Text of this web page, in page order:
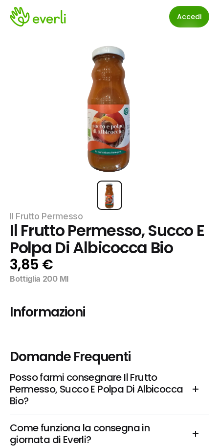
Accedi
Il Frutto Permesso
Il Frutto Permesso, Succo E
Polpa Di Albicocca Bio
3,85 €
Bottiglia 200 Ml
Informazioni
Domande Frequenti
Posso farmi consegnare Il Frutto
Permesso, Succo E Polpa Di Albicocca
Bio?
Come funziona la consegna in
giornata di Everli?